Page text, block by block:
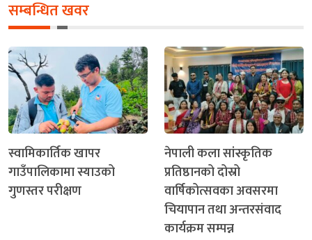
सम्बन्धित खवर
स्वामिकार्तिक खापर
गाउँपालिकामा स्याउको
गुणस्तर परीक्षण
नेपाली कला सांस्कृतिक
प्रतिष्ठानको दोस्रो
वार्षिकोत्सवका अवसरमा
चियापान तथा अन्तरसंवाद
कार्यक्रम सम्पन्न